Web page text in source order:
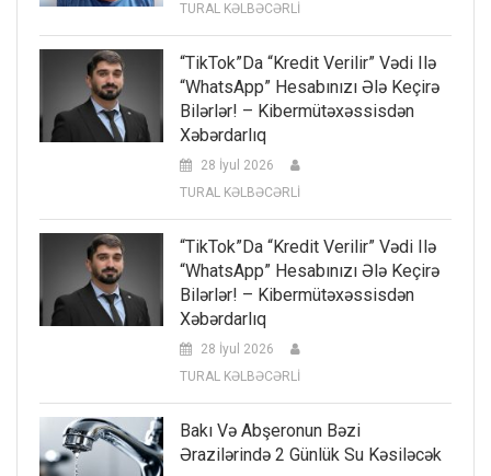
TURAL KƏLBƏCƏRLİ
“TikTok”da “kredit Verilir” Vədi Ilə
“WhatsApp” Hesabınızı Ələ Keçirə
Bilərlər! – Kibermütəxəssisdən
Xəbərdarlıq
28 İyul 2026
TURAL KƏLBƏCƏRLİ
“TikTok”da “kredit Verilir” Vədi Ilə
“WhatsApp” Hesabınızı Ələ Keçirə
Bilərlər! – Kibermütəxəssisdən
Xəbərdarlıq
28 İyul 2026
TURAL KƏLBƏCƏRLİ
Bakı Və Abşeronun Bəzi
Ərazilərində 2 Günlük Su Kəsiləcək